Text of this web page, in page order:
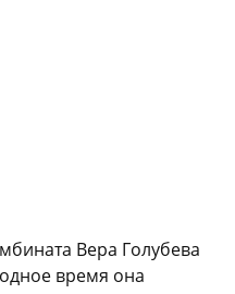
Вера Голубева
время она